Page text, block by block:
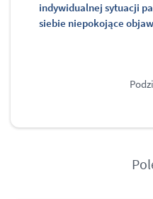
indywidualnej sytuacji
siebie niepokojące